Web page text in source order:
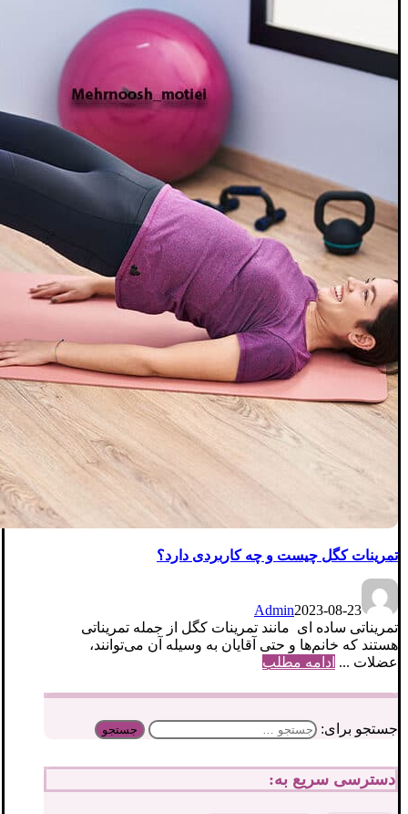
تمرینات کگل چیست و چه کاربردی دارد؟
Admin2023-08-23
تمریناتی ساده ای مانند تمرینات کگل از جمله تمریناتی
هستند که خانم‌ها و حتی آقایان به وسیله آن می‌توانند،
عضلات ... ادامه مطلب
جستجو برای:
دسترسی سریع به: